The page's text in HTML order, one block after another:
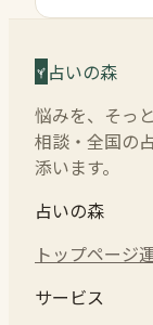
占いの森
悩みを、そっ
相談・全国の
添います。
占いの森
トップページ
サービス